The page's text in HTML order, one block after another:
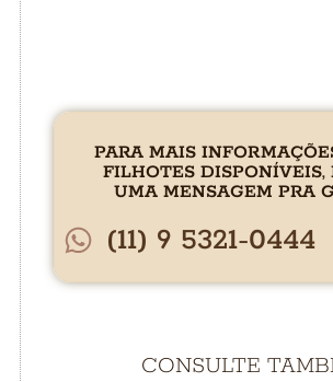
PARA MAIS
FILHOTES DISPONÍVEIS,
UMA MENSAGEM PRA
(11) 9 5321-0444
CONSULTE